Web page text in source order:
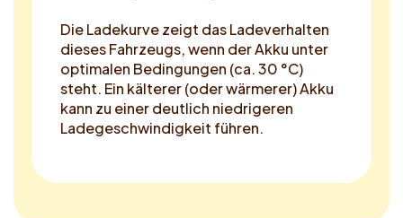
Die Ladekurve zeigt das Ladeverhalten
dieses Fahrzeugs, wenn der Akku unter
optimalen Bedingungen (ca. 30 °C)
steht. Ein kälterer (oder wärmerer) Akku
kann zu einer deutlich niedrigeren
Ladegeschwindigkeit führen.